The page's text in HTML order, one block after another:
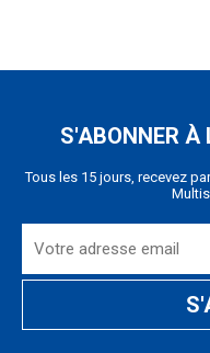
S'ABONNER À
Tous les 15 jours, recevez